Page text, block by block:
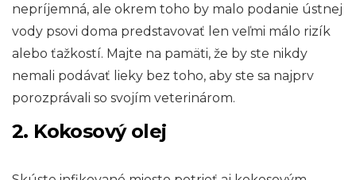
nepríjemná, ale okrem toho by malo podanie ústnej
vody psovi doma predstavovať len veľmi málo rizík
alebo ťažkostí. Majte na pamäti, že by ste nikdy
nemali podávať lieky bez toho, aby ste sa najprv
porozprávali so svojím veterinárom.
2. Kokosový olej